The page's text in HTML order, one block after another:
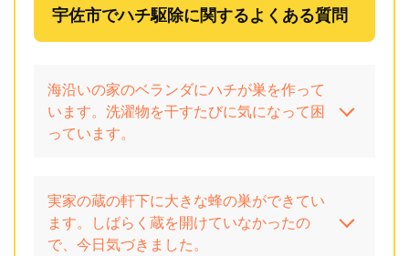
宇佐市でハチ駆除に関するよくある質問
海沿いの家のベランダにハチが巣を作って
います。洗濯物を干すたびに気になって困
っています。
実家の蔵の軒下に大きな蜂の巣ができてい
ます。しばらく蔵を開けていなかったの
で、今日気づきました。